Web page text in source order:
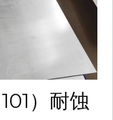
）耐蚀